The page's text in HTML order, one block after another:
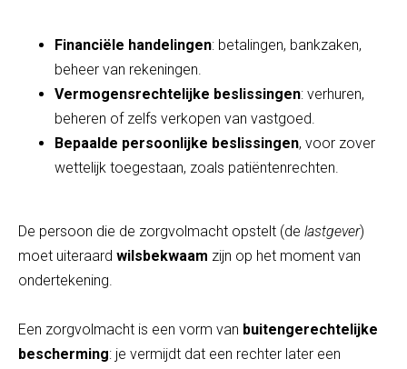
Financiële handelingen: betalingen, bankzaken,
beheer van rekeningen.
Vermogensrechtelijke beslissingen: verhuren,
beheren of zelfs verkopen van vastgoed.
Bepaalde persoonlijke beslissingen, voor zover
wettelijk toegestaan, zoals patiëntenrechten.
De persoon die de zorgvolmacht opstelt (de lastgever)
moet uiteraard wilsbekwaam zijn op het moment van
ondertekening.
Een zorgvolmacht is een vorm van buitengerechtelijke
bescherming: je vermijdt dat een rechter later een